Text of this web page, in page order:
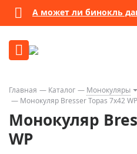
А может ли бинокль
Главная Каталог
Монокуляры
Монокуляр Bresser Topas 7x42 WP
Монокуляр
WP